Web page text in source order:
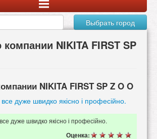
Выбрать город
NIKITA FIRST SP
NIKITA FIRST SP Z O O
дуже швидко якісно і професійно.
дуже швидко якісно і професійно.
Оценка: